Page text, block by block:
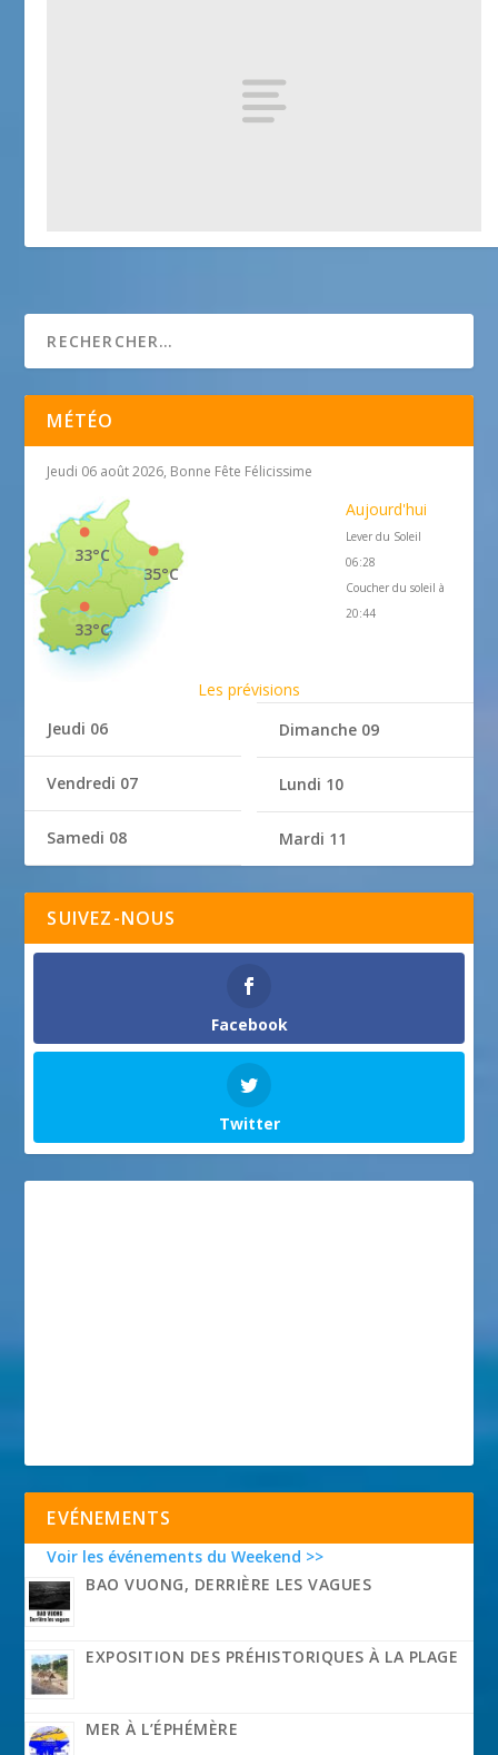
MÉTÉO
Jeudi 06 août 2026, Bonne Fête Félicissime
35°C
33°C
33°C
Aujourd'hui
Lever du Soleil
06:28
Coucher du soleil à
20:44
Les prévisions
Jeudi 06
Vendredi 07
Samedi 08
Dimanche 09
Lundi 10
Mardi 11
SUIVEZ-NOUS
Facebook
Twitter
EVÉNEMENTS
Voir les événements du Weekend >>
BAO VUONG, DERRIÈRE LES VAGUES
EXPOSITION DES PRÉHISTORIQUES À LA PLAGE
MER À L’ÉPHÉMÈRE